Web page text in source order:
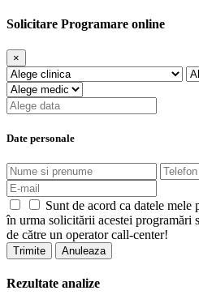
Solicitare Programare online
×
Date personale
Sunt de acord ca datele mele
în urma solicitării acestei programări
de către un operator call-center!
Trimite Anuleaza
Rezultate analize